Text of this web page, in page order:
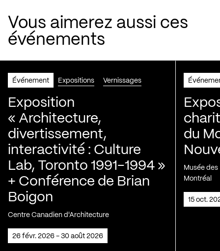
Vous aimerez aussi ces
événements
Événement Expositions Vernissages
Exposition
« Architecture,
divertissement,
interactivité : Culture
Lab, Toronto 1991-1994 »
+ Conférence de Brian
Boigon
Centre Canadien d'Architecture
26 févr. 2026 - 30 août 2026
du
Musée
Montréal
15 oct.